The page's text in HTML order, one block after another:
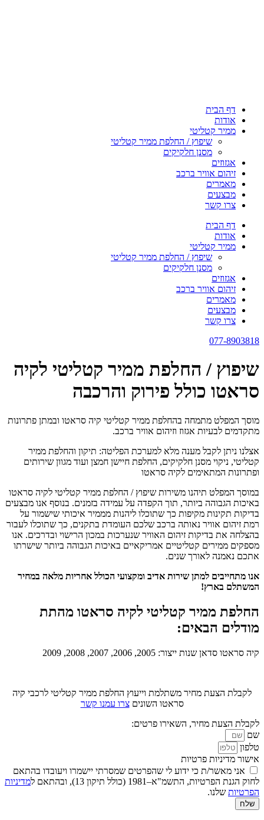
דף הבית
אודות
ממיר קטליטי
שיפוץ / החלפת ממיר קטליטי
מסנן חלקיקים
אגזוזים
זיהום אוויר ברכב
מאמרים
מבצעים
צרו קשר
דף הבית
אודות
ממיר קטליטי
שיפוץ / החלפת ממיר קטליטי
מסנן חלקיקים
אגזוזים
זיהום אוויר ברכב
מאמרים
מבצעים
צרו קשר
077-8903818
שיפוץ / החלפת ממיר קטליטי לקיה
סראטו כולל פירוק והרכבה
מוסך המפלט מתמחה בהחלפת ממיר קטליטי קיה סראטו ובמתן פתרונות
מתקדמים לבעיות אגזוז וזיהום אוויר ברכב.
אצלנו ניתן לקבל מענה מלא למערכת הפליטה: תיקון והחלפת ממיר
קטליטי, ניקוי מסנן חלקיקים, החלפת חיישן חמצן ועוד מגוון שירותים
ופתרונות המתאימים לקיה סראטו
במוסך המפלט תיהנו משירות שיפוץ / החלפת ממיר קטליטי לקיה סראטו
באיכות הגבוהה ביותר, תוך הקפדה על עמידה בזמנים. בנוסף אנו מבצעים
בדיקות תקינות מקיפות כך שתוכלו ליהנות מממיר איכותי שישמור על
רמת זיהום אוויר נאותה ברכב שלכם העומדת בתקנים, כך שתוכלו לעבור
בהצלחה את בדיקות זיהום האוויר שנערכות במכון הרישוי ובדרכים. אנו
מספקים ממירים קטליטיים אמריקאיים באיכות הגבוהה ביותר שישרתו
אתכם נאמנה לאורך שנים.
אנו מתחייבים למתן שירות אדיב ומקצועי הכולל אחריות מלאה במחיר
המשתלם בארץ!
החלפת ממיר קטליטי לקיה סראטו מהתת
מודלים הבאים:
קיה סראטו סדאן שנות ייצור: 2005, 2006, 2007, 2008, 2009
לקבלת הצעת מחיר משתלמת וייעוץ החלפת ממיר קטליטי לרכבי קיה
סראטו השוניםצרו עמנו קשר
לקבלת הצעת מחיר, השאירו פרטים:
שם
טלפון
אישור מדיניות פרטיות
אני מאשר/ת כי ידוע לי שהפרטים שמסרתי יישמרו ויעובדו בהתאם
לחוק הגנת הפרטיות, התשמ"א–1981 (כולל תיקון 13), ובהתאם ל
מדיניות
הפרטיות שלנו.
שלח